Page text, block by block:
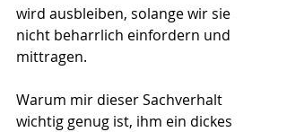
wird ausbleiben, solange wir sie
nicht beharrlich einfordern und
mittragen.
Warum mir dieser Sachverhalt
wichtig genug ist, ihm ein dickes